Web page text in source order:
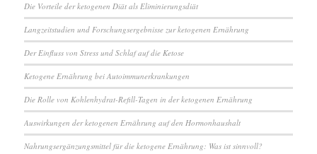
Die Vorteile der ketogenen Diät als Eliminierungsdiät
Langzeitstudien und Forschungsergebnisse zur ketogenen Ernährung
Der Einfluss von Stress und Schlaf auf die Ketose
Ketogene Ernährung bei Autoimmunerkrankungen
Die Rolle von Kohlenhydrat-Refill-Tagen in der ketogenen Ernährung
Auswirkungen der ketogenen Ernährung auf den Hormonhaushalt
Nahrungsergänzungsmittel für die ketogene Ernährung: Was ist sinnvoll?